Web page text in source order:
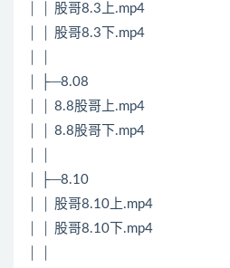
│ │ 股哥8.3上.mp4
│ │ 股哥8.3下.mp4
│ ├─8.08
│ │ 8.8股哥上.mp4
│ │ 8.8股哥下.mp4
│ ├─8.10
│ │ 股哥8.10上.mp4
│ │ 股哥8.10下.mp4